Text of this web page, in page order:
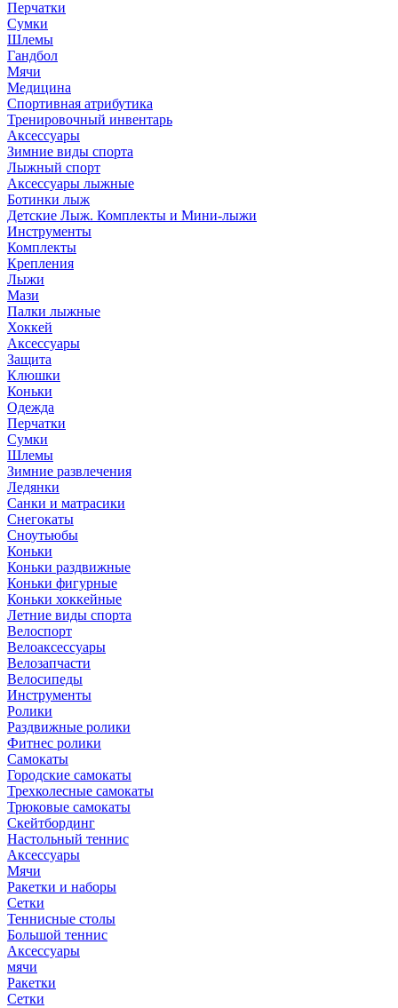
Перчатки
Сумки
Шлемы
Гандбол
Мячи
Медицина
Спортивная атрибутика
Тренировочный инвентарь
Аксессуары
Зимние виды спорта
Лыжный спорт
Аксессуары лыжные
Ботинки лыж
Детские Лыж. Комплекты и Мини-лыжи
Инструменты
Комплекты
Крепления
Лыжи
Мази
Палки лыжные
Хоккей
Аксессуары
Защита
Клюшки
Коньки
Одежда
Перчатки
Сумки
Шлемы
Зимние развлечения
Ледянки
Санки и матрасики
Снегокаты
Сноутьюбы
Коньки
Коньки раздвижные
Коньки фигурные
Коньки хоккейные
Летние виды спорта
Велоспорт
Велоаксессуары
Велозапчасти
Велосипеды
Инструменты
Ролики
Раздвижные ролики
Фитнес ролики
Самокаты
Городские самокаты
Трехколесные самокаты
Трюковые самокаты
Скейтбординг
Настольный теннис
Аксессуары
Мячи
Ракетки и наборы
Сетки
Теннисные столы
Большой теннис
Аксессуары
мячи
Ракетки
Сетки